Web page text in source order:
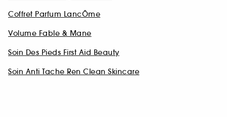
Coffret Parfum LancÔme
Volume Fable & Mane
Soin Des Pieds First Aid Beauty
Soin Anti Tache Ren Clean Skincare